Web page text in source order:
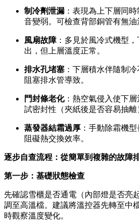
制冷劑泄漏 ：表現為上下層同
音變弱。可檢查背部銅管有無油
風扇故障：多見於風冷式機型
出，但上層溫度正常。
排水孔堵塞 ：下層積水伴隨制
阻塞排水管導致。
門封條老化：熱空氣侵入使下
試密封性（夾紙後是否容易抽離
蒸發器結霜過厚 ：手動除霜機
阻礙熱交換效率。
逐步自查流程：從簡單到複雜的故障
第一步：基礎狀態檢查
先確認雪櫃是否通電（內部燈是否亮
調至高溫檔。建議將溫控器先轉至中
時觀察溫度變化。